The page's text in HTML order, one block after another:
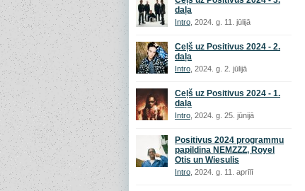
daļa
Intro , 2024. g. 11. jūlijā
Ceļš uz Positivus 2024 - 2.
daļa
Intro , 2024. g. 2. jūlijā
Ceļš uz Positivus 2024 - 1.
daļa
Intro , 2024. g. 25. jūnijā
Positivus 2024 programmu
papildina NEMZZZ, Royel
Otis un Wiesulis
Intro , 2024. g. 11. aprīlī